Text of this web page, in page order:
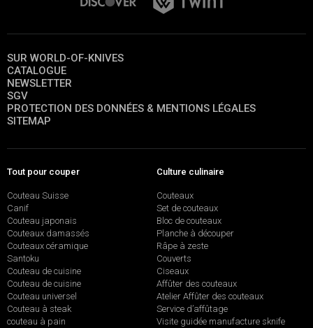
SUR WORLD-OF-KNIVES
CATALOGUE
NEWSLETTER
SGV
PROTECTION DES DONNÉES & MENTIONS LÉGALES
SITEMAP
Tout pour couper
Couteau Suisse
Canif
Couteau japonais
Couteaux damassés
Couteaux céramique
Santoku
Couteau de cuisine
Couteau de cuisine
Couteau universel
Couteau à steak
couteau à pain
Culture culinaire
Couteaux
Set de couteaux
Bloc de couteaux
Planche à découper
Râpe à zeste
Couverts
Ciseaux
Affûter des couteaux
Atelier Affûter des couteaux
Service d’affûtage
Visite guidée manufacture sknife